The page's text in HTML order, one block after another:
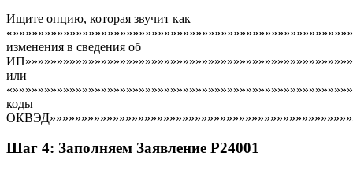
Ищите опцию, которая звучит как
изменения в сведения об
или
коды
Шаг 4: Заполняем Заявление Р24001